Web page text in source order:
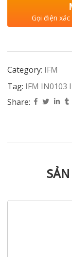
Gọi điện
Category: IFM
Tag: IFM IN0103
Share: